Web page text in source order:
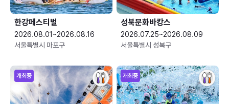
한강페스티벌
2026.08.01~2026.08.16
서울특별시 마포구
성북문화바캉스
2026.07.25~2026.08.09
서울특별시 성북구
개최중 개최중